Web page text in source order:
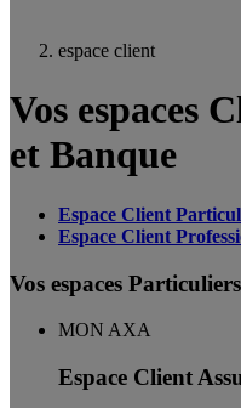
espace client
Vos espaces
et Banque
Espace Client
Espace Client
Vos espaces Particuliers
MON AXA
Espace Client